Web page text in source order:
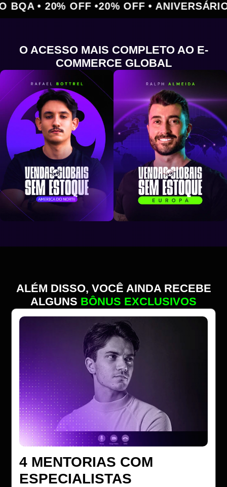
20% OFF • 20% OFF • ANIVERSÁRIO
O ACESSO MAIS COMPLETO AO E-
COMMERCE GLOBAL
ALÉM DISSO, VOCÊ AINDA RECEBE
ALGUNS BÔNUS EXCLUSIVOS
4 MENTORIAS COM
ESPECIALISTAS